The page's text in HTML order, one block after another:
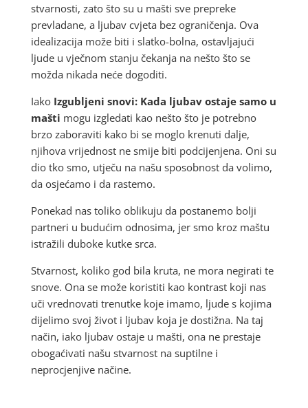
stvarnosti, zato što su u mašti sve prepreke
prevladane, a ljubav cvjeta bez ograničenja. Ova
idealizacija može biti i slatko-bolna, ostavljajući
ljude u vječnom stanju čekanja na nešto što se
možda nikada neće dogoditi.
Iako Izgubljeni snovi: Kada ljubav ostaje samo u
mašti mogu izgledati kao nešto što je potrebno
brzo zaboraviti kako bi se moglo krenuti dalje,
njihova vrijednost ne smije biti podcijenjena. Oni su
dio tko smo, utječu na našu sposobnost da volimo,
da osjećamo i da rastemo.
Ponekad nas toliko oblikuju da postanemo bolji
partneri u budućim odnosima, jer smo kroz maštu
istražili duboke kutke srca.
Stvarnost, koliko god bila kruta, ne mora negirati te
snove. Ona se može koristiti kao kontrast koji nas
uči vrednovati trenutke koje imamo, ljude s kojima
dijelimo svoj život i ljubav koja je dostižna. Na taj
način, iako ljubav ostaje u mašti, ona ne prestaje
obogaćivati našu stvarnost na suptilne i
neprocjenjive načine.